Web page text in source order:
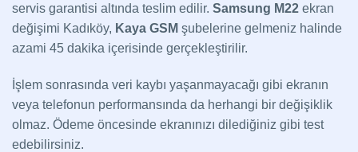
servis garantisi altında teslim edilir. Samsung M22 ekran
değişimi Kadıköy, Kaya GSM şubelerine gelmeniz halinde
azami 45 dakika içerisinde gerçekleştirilir.
İşlem sonrasında veri kaybı yaşanmayacağı gibi ekranın
veya telefonun performansında da herhangi bir değişiklik
olmaz. Ödeme öncesinde ekranınızı dilediğiniz gibi test
edebilirsiniz.